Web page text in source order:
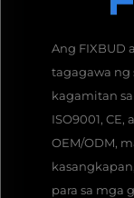
Ang FIXBUD
tagagawa ng
kagamitan
ISO9001,
OEM/ODM,
para sa mga